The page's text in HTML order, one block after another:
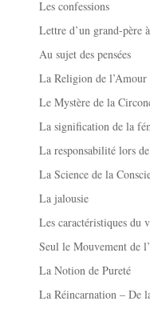
Les confessions
Lettre d’un grand-père
Au sujet des pensées
La Religion de l’Amour
Le Mystère de la
La signification de la
La responsabilité lors
La Science de la
La jalousie
Les caractéristiques du
Seul le Mouvement de
La Notion de Pureté
La Réincarnation – De